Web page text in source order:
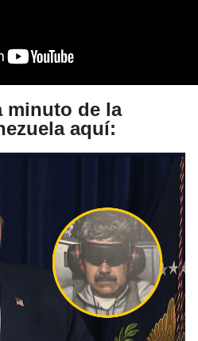
minuto de la
aquí: